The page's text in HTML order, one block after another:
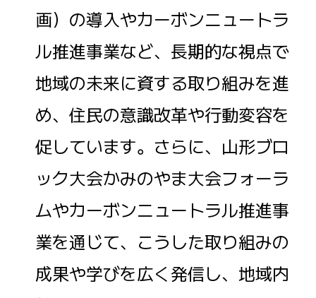
画）の導入やカーボンニュートラ
ル推進事業など、長期的な視点で
地域の未来に資する取り組みを進
め、住民の意識改革や行動変容を
促しています。さらに、山形ブロ
ック大会かみのやま大会フォーラ
ムやカーボンニュートラル推進事
業を通じて、こうした取り組みの
成果や学びを広く発信し、地域内